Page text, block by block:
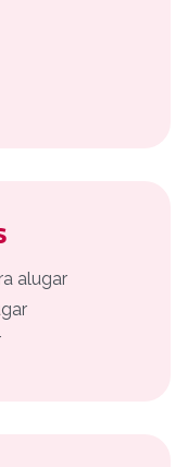
alugar